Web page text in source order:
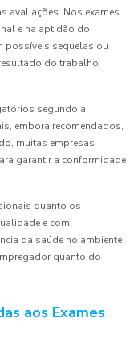
avaliações. Nos exames
e na aptidão do
possíveis sequelas ou
do trabalho
segundo a
embora recomendados,
muitas empresas
garantir a conformidade
quanto os
e com
da saúde no ambiente
quanto do
aos Exames